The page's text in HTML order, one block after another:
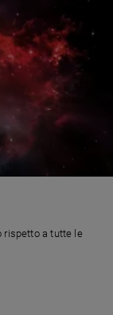
rispetto a tutte le